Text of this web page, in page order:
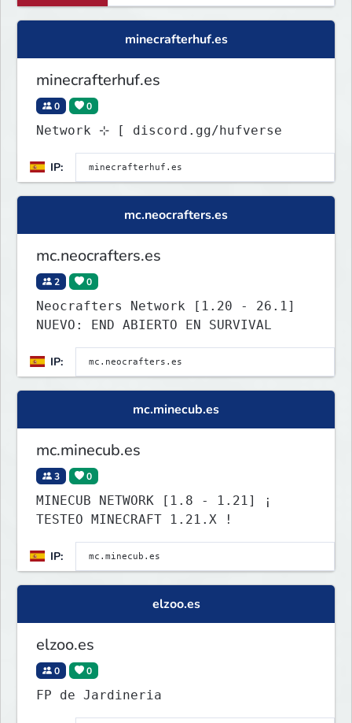
minecrafterhuf.es
minecrafterhuf.es
0 0
Network ⊹ [ discord.gg/hufverse
IP:
mc.neocrafters.es
mc.neocrafters.es
2 0
Neocrafters Network [1.20 - 26.1]
NUEVO: END ABIERTO EN SURVIVAL
IP:
mc.minecub.es
mc.minecub.es
3 0
MINECUB NETWORK [1.8 - 1.21] ¡
TESTEO MINECRAFT 1.21.X !
IP:
elzoo.es
elzoo.es
0 0
FP de Jardineria